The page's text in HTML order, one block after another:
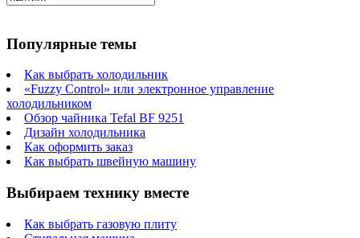
Популярные темы
Как выбрать холодильник
«Fuzzy Control» или электронное управление
холодильником
Обзор чайника Tefal BF 9251
Дизайн холодильника
Как оформить заказ
Как выбрать швейную машину
Выбираем технику вместе
Как выбрать газовую плиту